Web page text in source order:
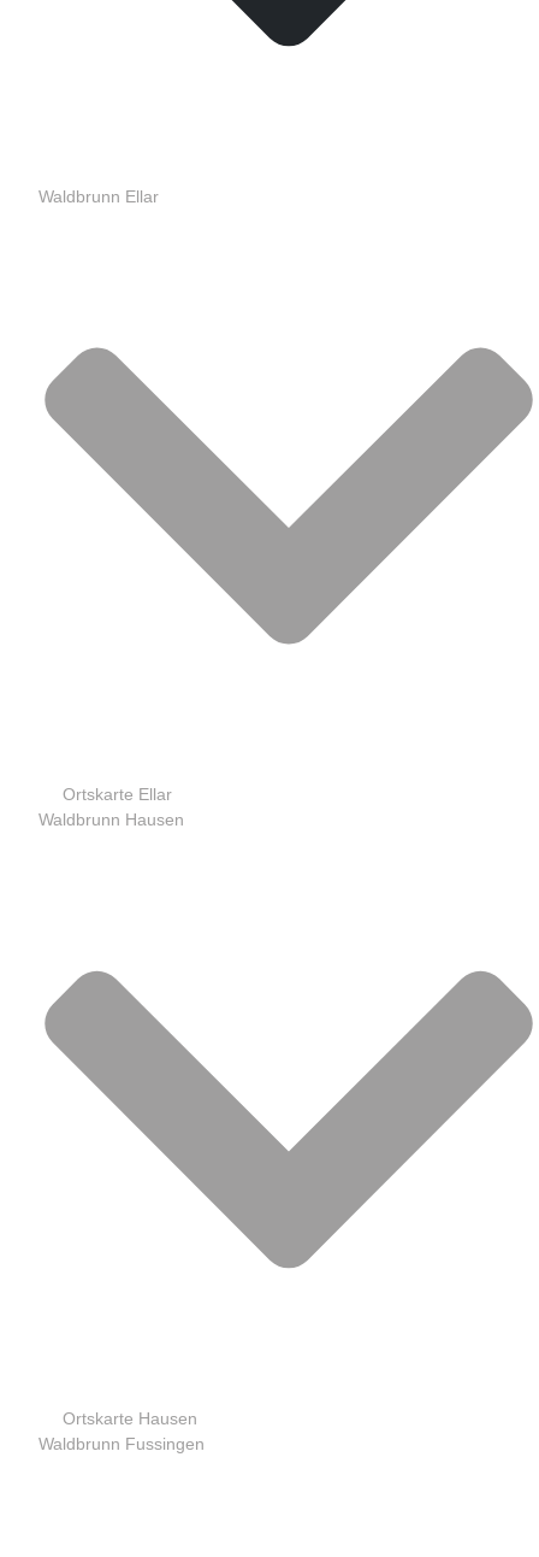
Waldbrunn Ellar
Ortskarte Ellar
Waldbrunn Hausen
Ortskarte Hausen
Waldbrunn Fussingen